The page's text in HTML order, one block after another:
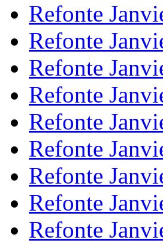
Refonte
Refonte
Refonte
Refonte
Refonte
Refonte
Refonte
Refonte
Refonte